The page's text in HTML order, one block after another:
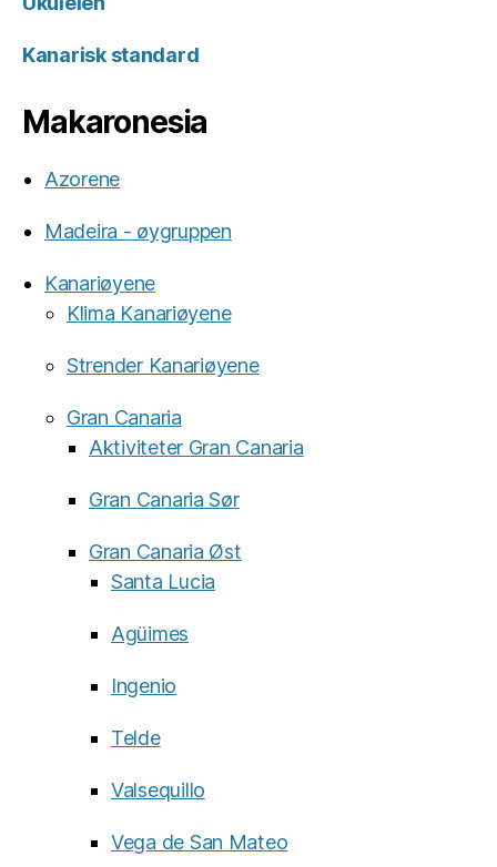
Kanarisk standard
Makaronesia
Azorene
Madeira - øygruppen
Kanariøyene
Klima Kanariøyene
Strender Kanariøyene
Gran Canaria
Aktiviteter Gran Canaria
Gran Canaria Sør
Gran Canaria Øst
Santa Lucia
Agüimes
Ingenio
Telde
Valsequillo
Vega de San Mateo